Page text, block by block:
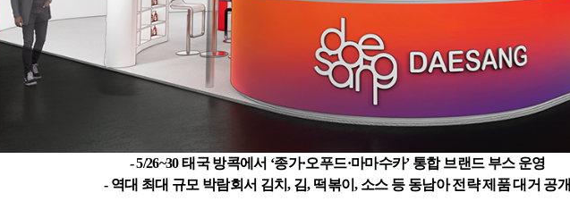
- 5/26~30태국 방콕에서 ‘종가·오푸드·마마수카’ 통합 브랜드 부스 운영
- 역대 최대 규모 박람회서 김치, 김, 떡볶이, 소스 등 동남아 전략 제품 대거 공개